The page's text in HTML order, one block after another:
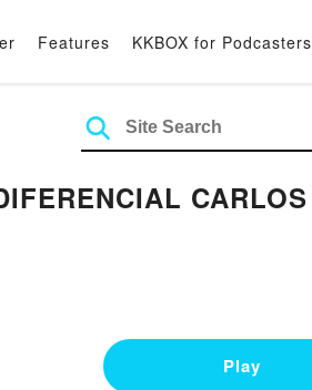
Features KKBOX for Podcasters
CARLOS
Play